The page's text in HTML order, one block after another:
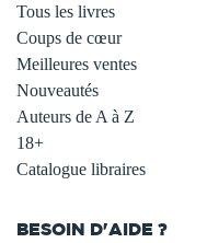
Tous les livres
Coups de cœur
Meilleures ventes
Nouveautés
Auteurs de A à Z
18+
Catalogue libraires
BESOIN D'AIDE ?